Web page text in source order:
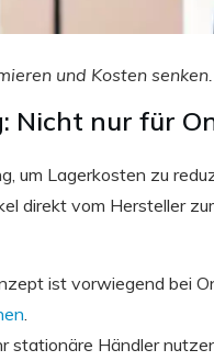
und Kosten
Nicht nur für
um Lagerkosten zu
direkt vom Hersteller
ist vorwiegend bei
stationäre Händler